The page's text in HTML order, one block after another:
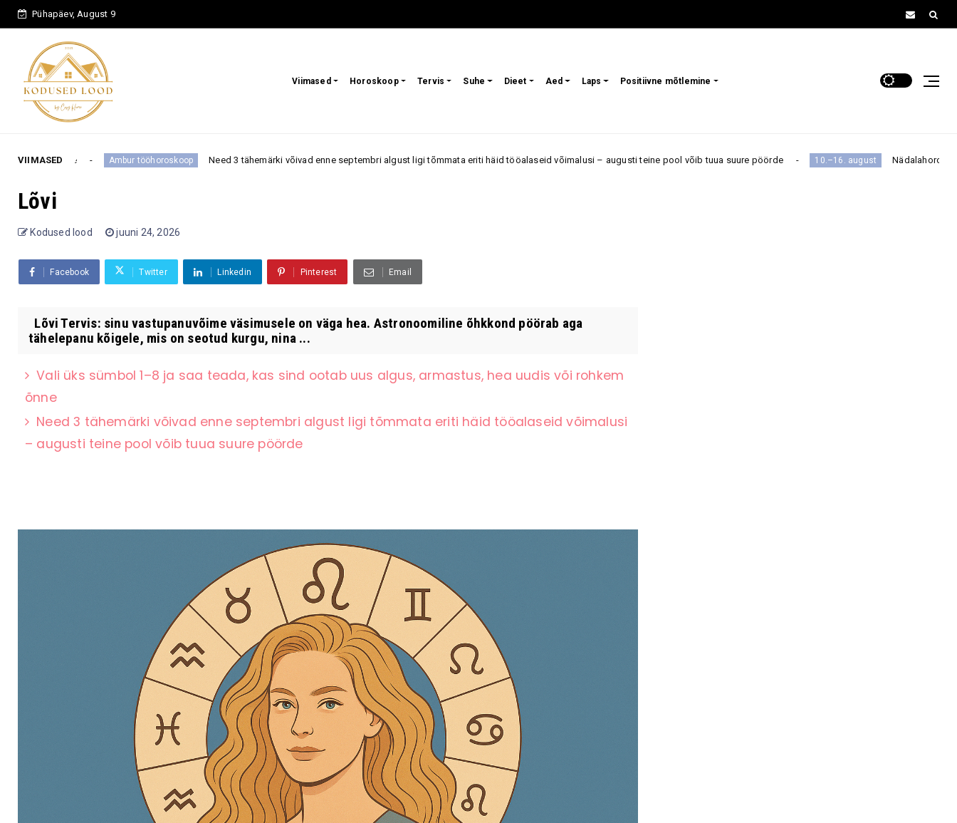
Pühapäev, August 9
Viimased Horoskoop Tervis Suhe Dieet Aed Laps Positiivne mõtlemine
VIIMASED
Ambur tööhoroskoop Need 3 tähemärki võivad enne septembri algust ligi tõmmata eriti häid tööalaseid võimalusi – augusti teine pool võib tuua suure pöörde 10.–16. august Nädalahoroskoop 10.–16.
Lõvi
Kodused lood juuni 24, 2026
Facebook Twitter Linkedin Pinterest Email
Lõvi Tervis: sinu vastupanuvõime väsimusele on väga hea. Astronoomiline õhkkond pöörab aga
tähelepanu kõigele, mis on seotud kurgu, nina ...
Vali üks sümbol 1–8 ja saa teada, kas sind ootab uus algus, armastus, hea uudis või rohkem
õnne
Need 3 tähemärki võivad enne septembri algust ligi tõmmata eriti häid tööalaseid võimalusi
– augusti teine pool võib tuua suure pöörde